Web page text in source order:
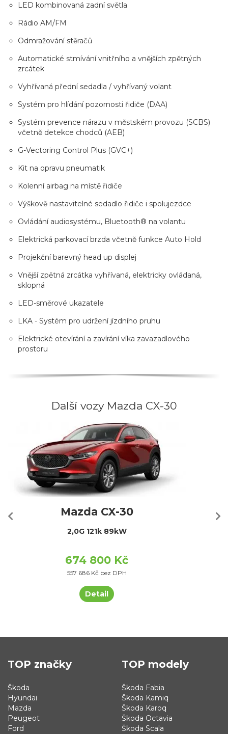
LED kombinovaná zadní světla
Rádio AM/FM
Odmražování stěračů
Automatické stmívání vnitřního a vnějších zpětných
zrcátek
Vyhřívaná přední sedadla / vyhřívaný volant
Systém pro hlídání pozornosti řidiče (DAA)
Systém prevence nárazu v městském provozu (SCBS)
včetně detekce chodců (AEB)
G-Vectoring Control Plus (GVC+)
Kit na opravu pneumatik
Kolenní airbag na místě řidiče
Výškově nastavitelné sedadlo řidiče i spolujezdce
Ovládání audiosystému, Bluetooth® na volantu
Elektrická parkovací brzda včetně funkce Auto Hold
Projekční barevný head up displej
Vnější zpětná zrcátka vyhřívaná, elektricky ovládaná,
sklopná
LED-směrové ukazatele
LKA - Systém pro udržení jízdního pruhu
Elektrické otevírání a zavírání víka zavazadlového
prostoru
Další vozy Mazda CX-30
Mazda CX-30
2,0G 121k 89kW
674 800 Kč
557 686 Kč bez DPH
Detail
TOP značky
Škoda
Hyundai
Mazda
Peugeot
Ford
TOP modely
Škoda Fabia
Škoda Kamiq
Škoda Karoq
Škoda Octavia
Škoda Scala